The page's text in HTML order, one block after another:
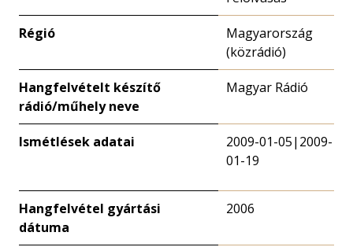
Régió
Magyarország
(közrádió)
Hangfelvételt készítő
rádió/műhely neve
Magyar Rádió
Ismétlések adatai
2009-01-05|2009-
01-19
Hangfelvétel gyártási
dátuma
2006